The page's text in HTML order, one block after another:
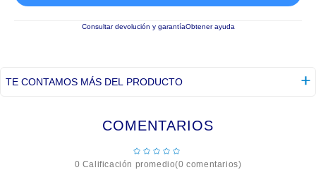
Consultar devolución y garantíaObtener ayuda
TE CONTAMOS MÁS DEL PRODUCTO
COMENTARIOS
☆☆☆☆
☆
0 Calificación promedio(0 comentarios)